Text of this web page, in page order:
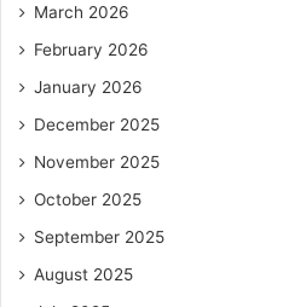
March 2026
February 2026
January 2026
December 2025
November 2025
October 2025
September 2025
August 2025